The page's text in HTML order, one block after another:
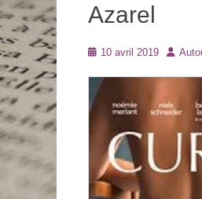
Azarel
Posté10 avril 2019 Auteur